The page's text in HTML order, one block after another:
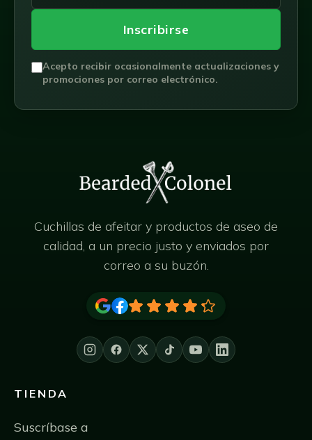
Inscribirse
Acepto recibir ocasionalmente actualizaciones y
promociones por correo electrónico.
Cuchillas de afeitar y productos de aseo de
calidad, a un precio justo y enviados por
correo a su buzón.
TIENDA
Suscríbase a